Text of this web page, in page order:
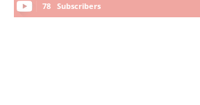
78 Subscribers